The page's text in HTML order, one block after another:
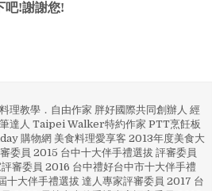
吧!謝謝您!
理教學．自由作家 胖好國際共同創辦人 經
達人 Taipei Walker特約作家 PTT烹飪板
購物網 美食料理愛享客 2013年度美食大
員 2015 台中十大伴手禮選拔 評審委員
審委員 2016 台中禮好台中市十大伴手禮
大伴手禮選拔 達人專家評審委員 2017 台